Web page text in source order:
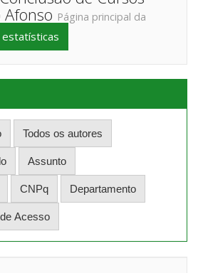
Afonso Página principal da
estatísticas